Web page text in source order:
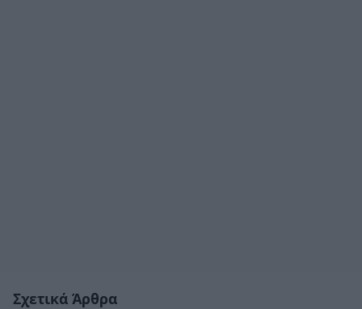
Σχετικά Άρθρα